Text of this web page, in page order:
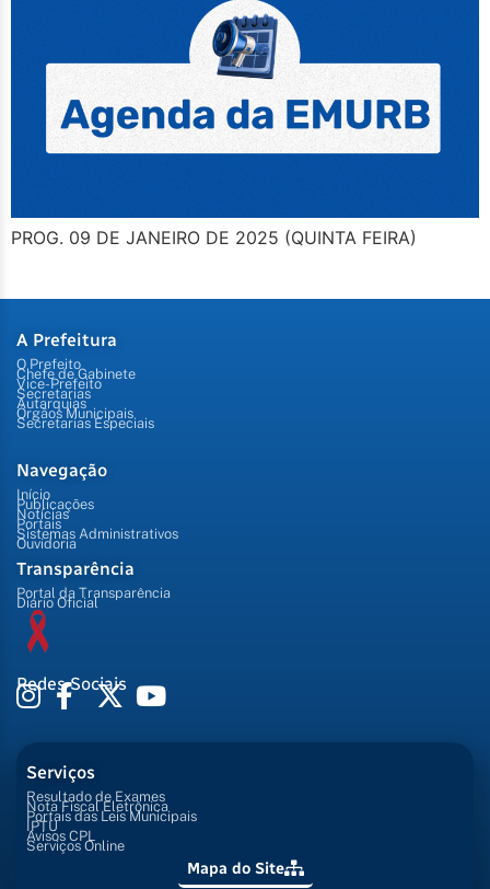
PROG. 09 DE JANEIRO DE 2025 (QUINTA FEIRA)
A Prefeitura
O Prefeito
Chefe de Gabinete
Vice-Prefeito
Secretarias
Autarquias
Órgãos Municipais
Secretarias Especiais
Navegação
Início
Publicações
Notícias
Portais
Sistemas Administrativos
Ouvidoria
Transparência
Portal da Transparência
Diário Oficial
Redes Sociais
Serviços
Resultado de Exames
Nota Fiscal Eletrônica
Portais das Leis Municipais
IPTU
Avisos CPL
Serviços Online
Mapa do Site